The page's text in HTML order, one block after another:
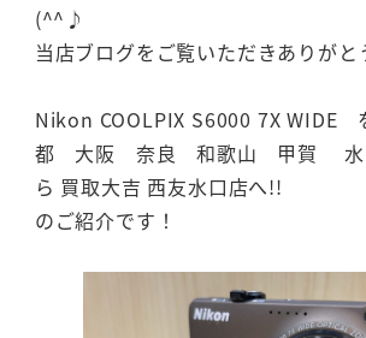
(^^♪
当店ブログをご覧いただきありがと
Nikon COOLPIX S6000 7X
都 大阪 奈良 和歌山 甲賀 水
ら 買取大吉 西友水口店へ!!
のご紹介です！